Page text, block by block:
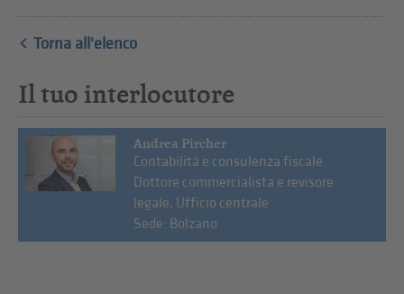
Torna all'elenco
Il tuo interlocutore
Andrea Pircher
Contabilità e consulenza fiscale
Dottore commercialista e revisore
legale, Ufficio centrale
Sede: Bolzano